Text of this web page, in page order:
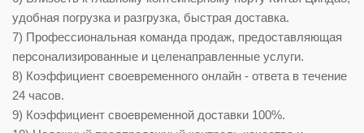
удобная погрузка и разгрузка, быстрая доставка.
7) Профессиональная команда продаж, предоставляющая
персонализированные и целенаправленные услуги.
8) Коэффициент своевременного онлайн - ответа в течение
24 часов.
9) Коэффициент своевременной доставки 100%.